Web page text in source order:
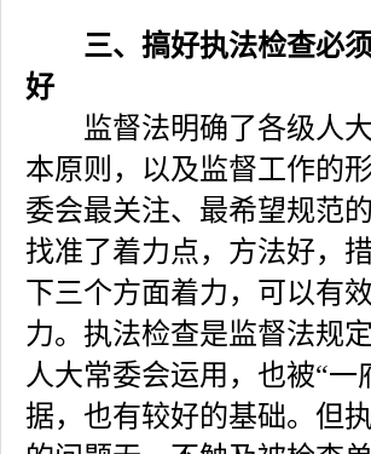
三、搞好执法检查必
好
监督法明确了各级人大
本原则，以及监督工作的
委会最关注、最希望规范
找准了着力点，方法好，
下三个方面着力，可以有
力。执法检查是监督法规
人大常委会运用，也被“
据，也有较好的基础。但